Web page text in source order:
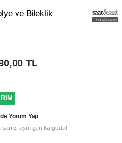
ve Bileklik
TL
Yorum Yap
aynı gün kargoda!